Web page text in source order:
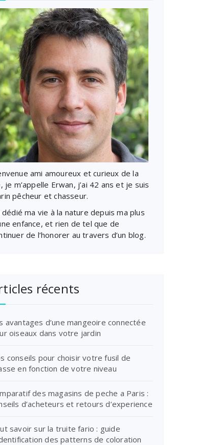
ami amoureux et curieux de la
je m’appelle Erwan, j’ai 42 ans et je suis
pêcheur et chasseur.
dédié ma vie à la nature depuis ma plus
enfance, et rien de tel que de
de l’honorer au travers d’un blog.
récents
avantages d’une mangeoire connectée
oiseaux dans votre jardin
conseils pour choisir votre fusil de
en fonction de votre niveau
des magasins de peche a Paris :
d’acheteurs et retours d’experience
savoir sur la truite fario : guide
des patterns de coloration